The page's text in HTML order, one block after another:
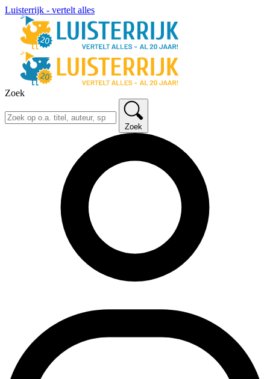
Luisterrijk - vertelt alles
Zoek
Zoek